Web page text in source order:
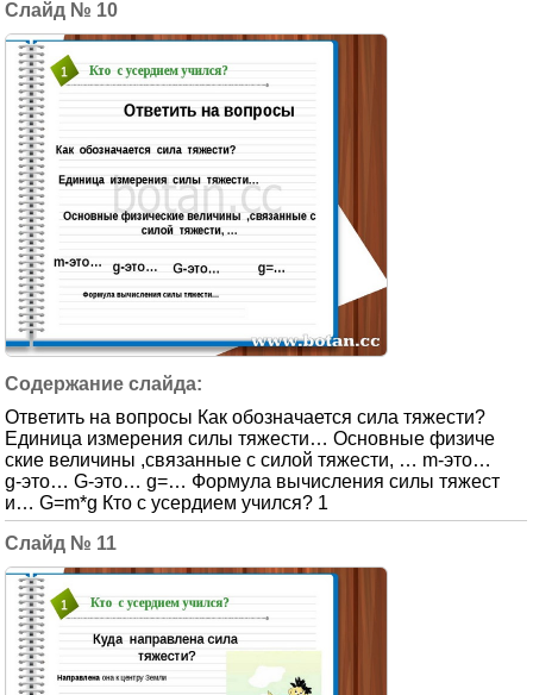
10
Ответить на вопросы Как обозначается сила тяжести?
Единица измерения силы тяжести… Основные физиче
ские величины ,связанные с силой тяжести, … m-это…
g-это… G-это… g=… Формула вычисления силы тяжест
и… G=m*g Кто с усердием учился? 1
11